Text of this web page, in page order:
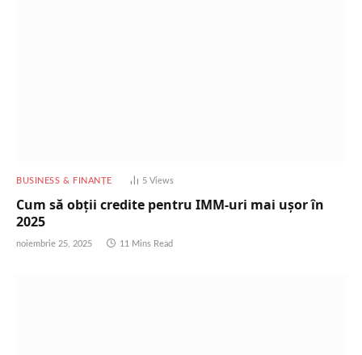
BUSINESS & FINANȚE 5 Views
Cum să obții credite pentru IMM-uri mai ușor în
2025
noiembrie 25, 2025 11 Mins Read